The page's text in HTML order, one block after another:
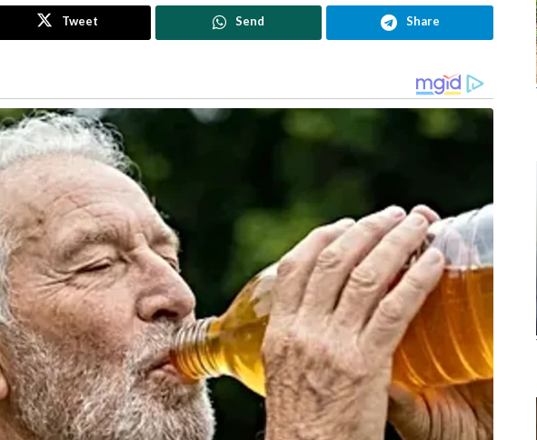
മഹാനായരാജരാജ ചോളൻ ഒന്നാമൻ തമിഴ്‌നാട്ടിലെ
നാഗപട്ടണത്തുള്ള ബുദ്ധവിഹാരത്തിന്
രാജേന്ദ്ര ചോളൻ ഒന്നാമൻഔദ്യോഗികമായി ചെമ്പേടുകളിൽ
21 വലിയ പേജുകളും 3 ചെറിയ പേജുകളുമടങ്ങുന്ന ഇതിന്
തൂക്കമുണ്ട്. ചോള രാജവംശത്തിന്റെരാജകീയ മുദ്രയുള്ള വെങ്കല
ഈ ചെമ്പേടുകളിൽ തമിഴ്, സംസ്കൃതം ഭാഷകളിലാണ്
ചോളന്മാരുടെ സാംസ്കാരികഔന്നത്യത്തിന്റെയും കടൽ
ബന്ധങ്ങളുടെയും ജീവിക്കുന്ന തെളിവാണ്ഈ രേഖകൾ.
സെൽവനി’ൽ പോലും പരാമർശിക്കപ്പെടുന്ന
ഡച്ച് ഈസ്റ്റ് ഇന്ത്യാ കമ്പനിയുടെ ഭരണകാലത്ത്
Tweet Send Share